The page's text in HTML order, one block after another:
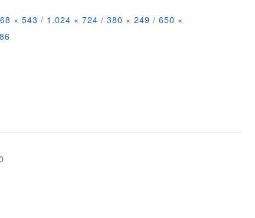
× 543 / 1.024 × 724 / 380 × 249 / 650 ×